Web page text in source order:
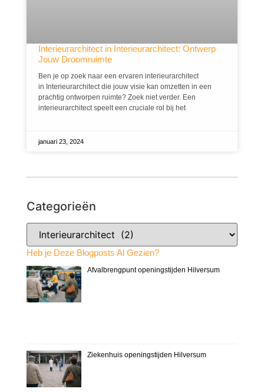
Categorieën
Heb je Deze Blogposts Al Gezien?
Afvalbrengpunt openingstijden Hilversum
Ziekenhuis openingstijden Hilversum
Interieurarchitect in Interieurarchitect: Ontwerp
Jouw Droomruimte
Ben je op zoek naar een ervaren interieurarchitect
in Interieurarchitect die jouw visie kan omzetten in een
prachtig ontworpen ruimte? Zoek niet verder. Een
interieurarchitect speelt een cruciale rol bij het
januari 23, 2024